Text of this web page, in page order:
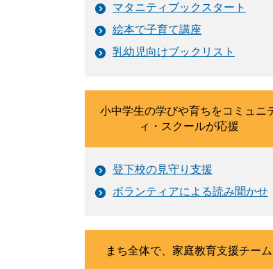
マタニティブックスタート
絵本で子育て講座
乳幼児向けブックリスト
小中学生の学びや育ちをコミュニ
ィ・スクールが応援
登下校の見守り支援
ボランティアによる読み聞かせ
まち全体で、家庭教育支援チーム